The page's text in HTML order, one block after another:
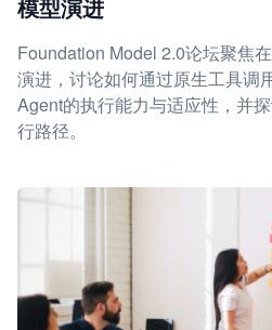
模型演进
Foundation Model 2.0论坛聚焦
演进，讨论如何通过原生工具调
Agent的执行能力与适应性，并
行路径。